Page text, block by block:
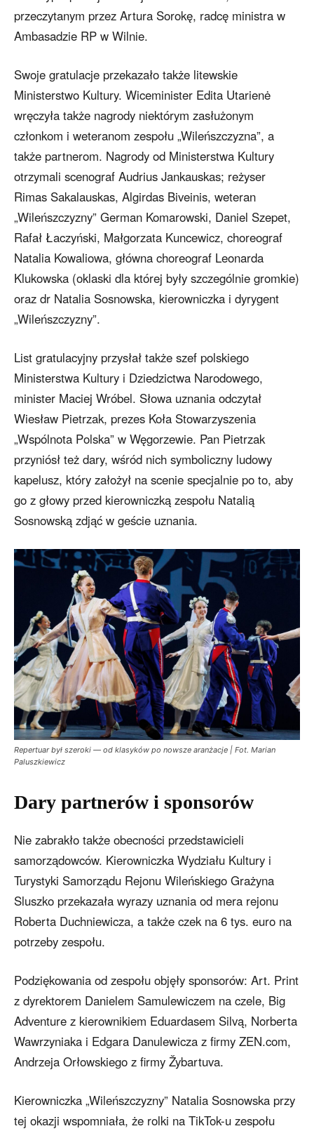
przeczytanym przez Artura Sorokę, radcę ministra w
Ambasadzie RP w Wilnie.
Swoje gratulacje przekazało także litewskie
Ministerstwo Kultury. Wiceminister Edita Utarienė
wręczyła także nagrody niektórym zasłużonym
członkom i weteranom zespołu „Wileńszczyzna”, a
także partnerom. Nagrody od Ministerstwa Kultury
otrzymali scenograf Audrius Jankauskas; reżyser
Rimas Sakalauskas, Algirdas Biveinis, weteran
„Wileńszczyzny” German Komarowski, Daniel Szepet,
Rafał Łaczyński, Małgorzata Kuncewicz, choreograf
Natalia Kowaliowa, główna choreograf Leonarda
Klukowska (oklaski dla której były szczególnie gromkie)
oraz dr Natalia Sosnowska, kierowniczka i dyrygent
„Wileńszczyzny”.
List gratulacyjny przysłał także szef polskiego
Ministerstwa Kultury i Dziedzictwa Narodowego,
minister Maciej Wróbel. Słowa uznania odczytał
Wiesław Pietrzak, prezes Koła Stowarzyszenia
„Wspólnota Polska” w Węgorzewie. Pan Pietrzak
przyniósł też dary, wśród nich symboliczny ludowy
kapelusz, który założył na scenie specjalnie po to, aby
go z głowy przed kierowniczką zespołu Natalią
Sosnowską zdjąć w geście uznania.
Repertuar był szeroki — od klasyków po nowsze aranżacje | Fot. Marian
Paluszkiewicz
Dary partnerów i sponsorów
Nie zabrakło także obecności przedstawicieli
samorządowców. Kierowniczka Wydziału Kultury i
Turystyki Samorządu Rejonu Wileńskiego Grażyna
Sluszko przekazała wyrazy uznania od mera rejonu
Roberta Duchniewicza, a także czek na 6 tys. euro na
potrzeby zespołu.
Podziękowania od zespołu objęły sponsorów: Art. Print
z dyrektorem Danielem Samulewiczem na czele, Big
Adventure z kierownikiem Eduardasem Silvą, Norberta
Wawrzyniaka i Edgara Danulewicza z firmy ZEN.com,
Andrzeja Orłowskiego z firmy Žybartuva.
Kierowniczka „Wileńszczyzny” Natalia Sosnowska przy
tej okazji wspomniała, że rolki na TikTok-u zespołu